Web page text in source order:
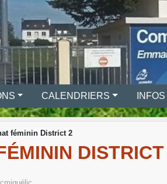
CALENDRIERS
féminin District 2